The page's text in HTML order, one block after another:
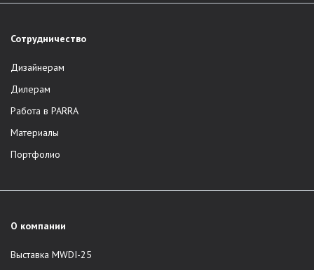
Сотрудничество
Дизайнерам
Дилерам
Работа в PARRA
Материалы
Портфолио
О компании
Выставка MWDI-25